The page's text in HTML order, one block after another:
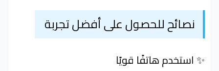
نصائح للحصول على أفضل تجربة
✨ استخدم هاتفًا قويًا